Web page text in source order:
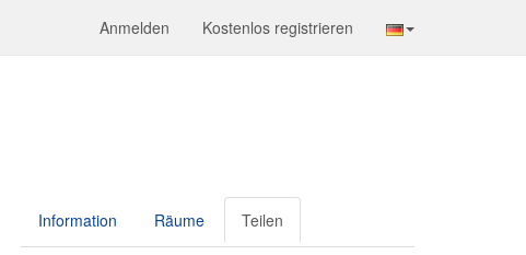
Anmelden Kostenlos registrieren
Information Räume Teilen